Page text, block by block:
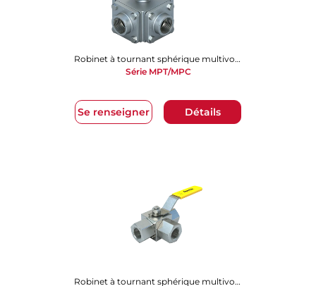
Se renseigner Détails
Robinet à tournant sphérique multivoies
Série MPT/MPC
Robinet à tournant sphérique multivoies